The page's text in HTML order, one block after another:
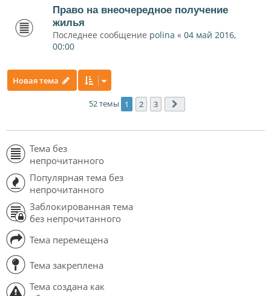
Право на внеочередное получение
жилья
Последнее сообщение polina « 04 май 2016,
00:00
Новая тема
52 темы 1 2 3
Тема без
непрочитанного
Популярная тема без
непрочитанного
Заблокированная тема
без непрочитанного
Тема перемещена
Тема закреплена
Тема создана как